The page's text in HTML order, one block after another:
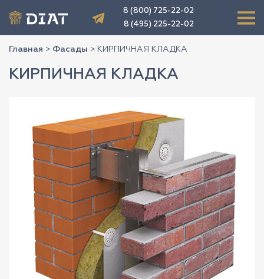
8 (800) 725-22-02
8 (495) 225-22-02
Главная > Фасады > КИРПИЧНАЯ КЛАДКА
КИРПИЧНАЯ КЛАДКА